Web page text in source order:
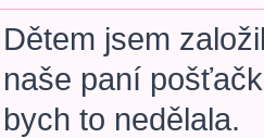
Dětem jsem
naše paní
bych to nedělala.